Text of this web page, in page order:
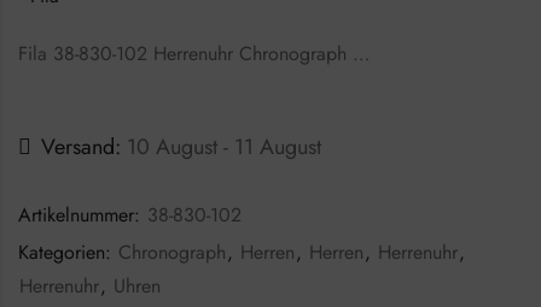
Fila 38-830-102 Herrenuhr Chronograph …
Versand: 10 August - 11 August
Artikelnummer: 38-830-102
Kategorien: Chronograph, Herren, Herren, Herrenuhr,
Herrenuhr, Uhren